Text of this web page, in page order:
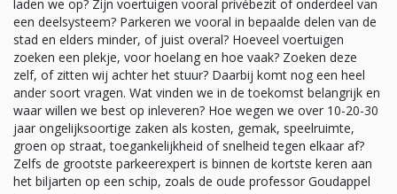
laden we op? Zijn voertuigen vooral privébezit of onderdeel van
een deelsysteem? Parkeren we vooral in bepaalde delen van de
stad en elders minder, of juist overal? Hoeveel voertuigen
zoeken een plekje, voor hoelang en hoe vaak? Zoeken deze
zelf, of zitten wij achter het stuur? Daarbij komt nog een heel
ander soort vragen. Wat vinden we in de toekomst belangrijk en
waar willen we best op inleveren? Hoe wegen we over 10-20-30
jaar ongelijksoortige zaken als kosten, gemak, speelruimte,
groen op straat, toegankelijkheid of snelheid tegen elkaar af?
Zelfs de grootste parkeerexpert is binnen de kortste keren aan
het biljarten op een schip, zoals de oude professor Goudappel